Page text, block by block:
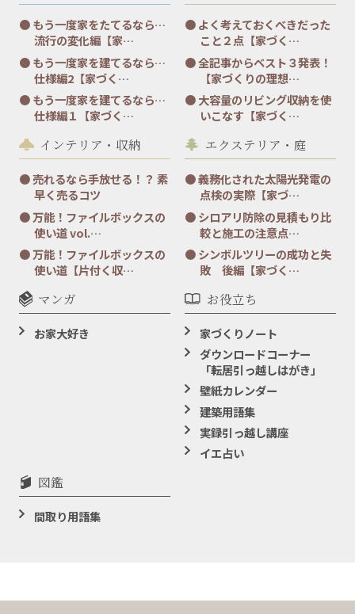
もう一度家をたてるなら…
流行の変化編【家…
もう一度家を建てるなら…
仕様編2【家づく…
もう一度家を建てるなら…
仕様編１【家づく…
よく考えておくべきだった
こと２点【家づく…
全記事からベスト３発表！
【家づくりの理想…
大容量のリビング収納を使
いこなす【家づく…
インテリア・収納
売れるなら手放せる！？ 素
早く売るコツ
万能！ファイルボックスの
使い道 vol.…
万能！ファイルボックスの
使い道【片付く収…
エクステリア・庭
義務化された太陽光発電の
点検の実際【家づ…
シロアリ防除の見積もり比
較と施工の注意点…
シンボルツリーの成功と失
敗 後編【家づく…
マンガ
お家大好き
お役立ち
家づくりノート
ダウンロードコーナー
「転居引っ越しはがき」
壁紙カレンダー
建築用語集
実録引っ越し講座
イエ占い
図鑑
間取り用語集